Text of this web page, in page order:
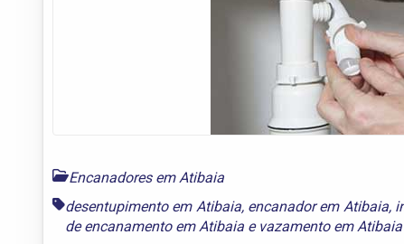
Encanadores em Atibaia
desentupimento em Atibaia, encanador em Atibaia,
de encanamento em Atibaia e vazamento em Atibaia